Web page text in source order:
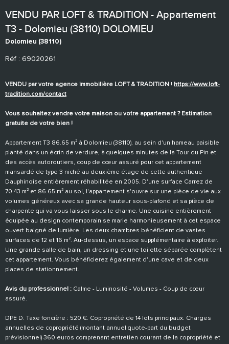
VENDU PAR LOFT & TRADITION - Appartement
T3 - Dolomieu (38110) DOLOMIEU
Dolomieu (38110)
Réf : 69020261
VENDU par votre agence immobilière LOFT & TRADITION ! https://www.loft-
tradition.com/contact
Vous souhaitez vendre votre maison ou votre appartement ? Estimation
gratuite de votre bien !
Appartement T3 86.65 m² à Dolomieu (38110), au sein d'un hameau paisible
planté dans un écrin de verdure, à quelques minutes de la Tour du Pin et
des accès autoroutiers, coup de cœur assuré pour cet appartement
mansardé de type 3 niché au deuxième étage de cette authentique
Dauphinoise entièrement réhabilitée en 2005. D'une surface Carrez de
70.43 m² et 86.65 m² au sol, l'appartement s'ouvre sur une pièce de vie aux
volumes généreux avec sa grande hauteur sous-plafond et sa pièce de
charpente qui va vous laisser sous le charme. Une cuisine entièrement
équipée au design contemporain se marie harmonieusement à cet espace
ouvert baigné de lumière. Les deux chambres bénéficient de vastes
surfaces de 12 et 16 m². Au-dessus, un espace supplémentaire à exploiter.
Une grande salle de bain, un dressing et une toilette séparée complètent
cet appartement. Vous bénéficierez également d'une cave et de deux
places de stationnement.
Avis du professionnel : Calme - Luminosité - Volumes - Coup de cœur
assuré.
DPE D. Taxe foncière : 520 €. Copropriété de 14 lots principaux. Charges
annuelles de copropriété (montant annuel quote-part du budget
prévisionnel) 360 euros comprenant entretien courant de la copropriété et